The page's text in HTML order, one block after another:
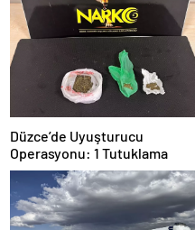
Düzce’de Uyuşturucu
Operasyonu: 1 Tutuklama